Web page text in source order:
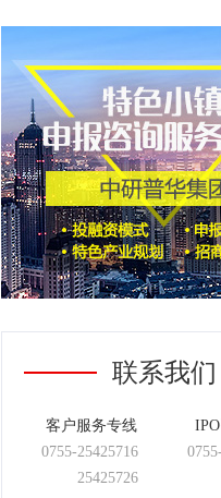
联系我们
客户服务专线
0755-25425716
25425726
0755-